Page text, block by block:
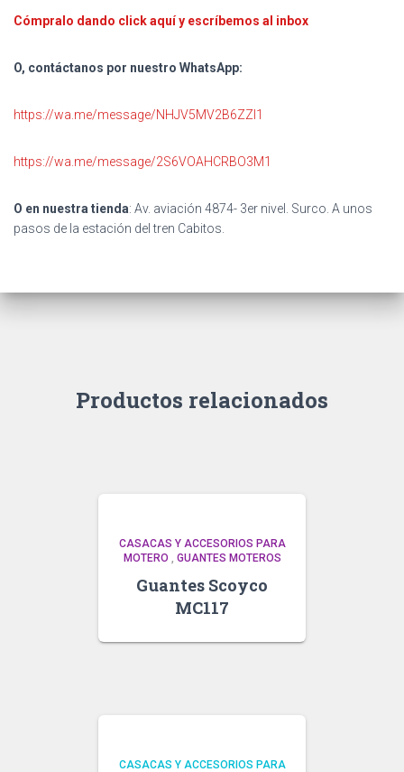
Cómpralo dando click aquí y escríbemos al inbox
O, contáctanos por nuestro WhatsApp:
https://wa.me/message/NHJV5MV2B6ZZI1
https://wa.me/message/2S6VOAHCRBO3M1
O en nuestra tienda: Av. aviación 4874- 3er nivel. Surco. A unos
pasos de la estación del tren Cabitos.
Productos relacionados
CASACAS Y ACCESORIOS PARA
MOTERO , GUANTES MOTEROS
Guantes Scoyco
MC117
CASACAS Y ACCESORIOS PARA